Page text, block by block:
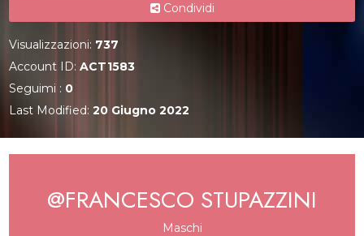
Condividi
Visualizzazioni: 737
Account ID:ACT1583
Seguimi : 0
Last Modified:20 Giugno 2022
@FRANCESCO STUPAZZINI
Maschi